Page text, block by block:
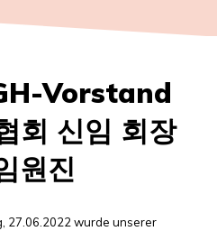
Vorstand
회 신임 회장
원진
27.06.2022 wurde unserer